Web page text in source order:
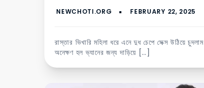
রাস্তার ভিখারি মহিলা ধরে এনে দুধ চেপে সেক্স উঠিয়ে চুদলাম
অনেক্ষণ হল ভ্যানের জন্য দাড়িয়ে […]